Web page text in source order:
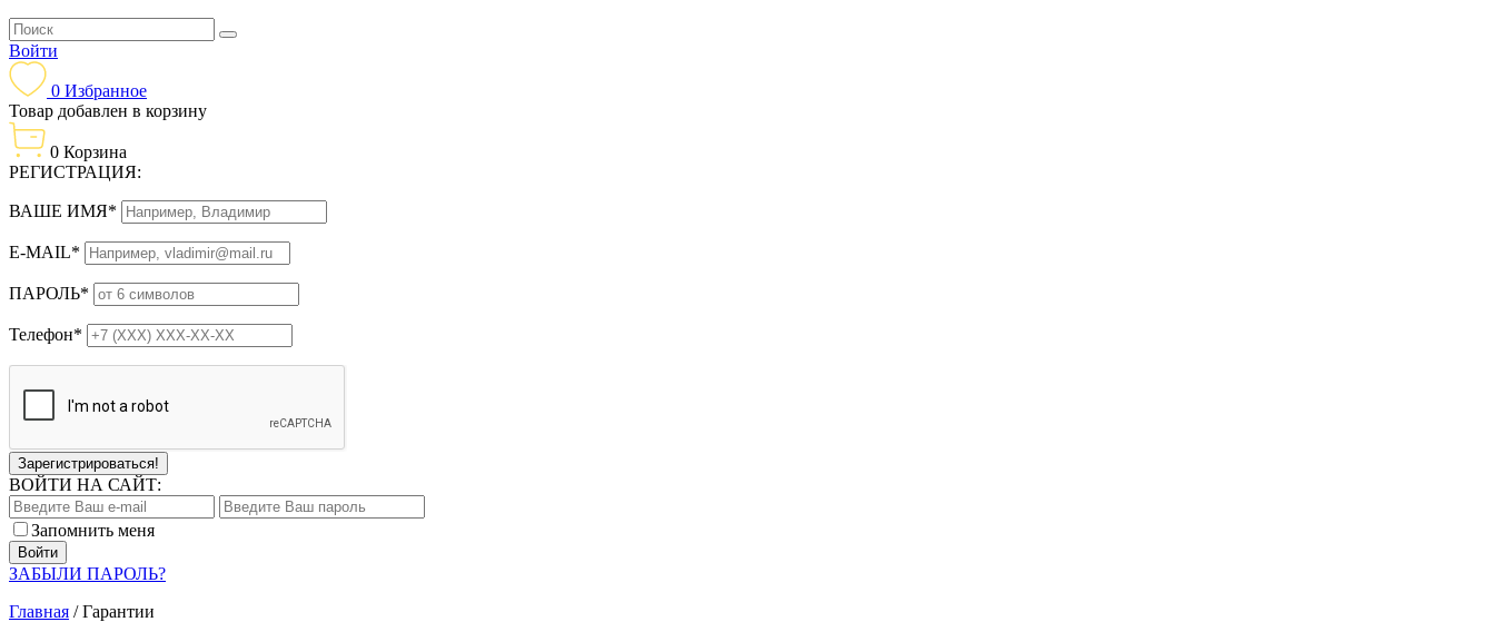
Войти
0 Избранное
Товар добавлен в корзину
0 Корзина
РЕГИСТРАЦИЯ:
ВАШЕ ИМЯ*
E-MAIL*
ПАРОЛЬ*
Телефон*
Зарегистрироваться!
ВОЙТИ НА САЙТ:
Запомнить меня
ЗАБЫЛИ ПАРОЛЬ?
Главная /Гарантии